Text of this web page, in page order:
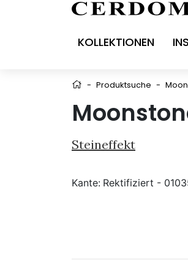
KOLLEKTIONEN
- Produktsuche -
Steineffekt
Kante: Rektifiziert -